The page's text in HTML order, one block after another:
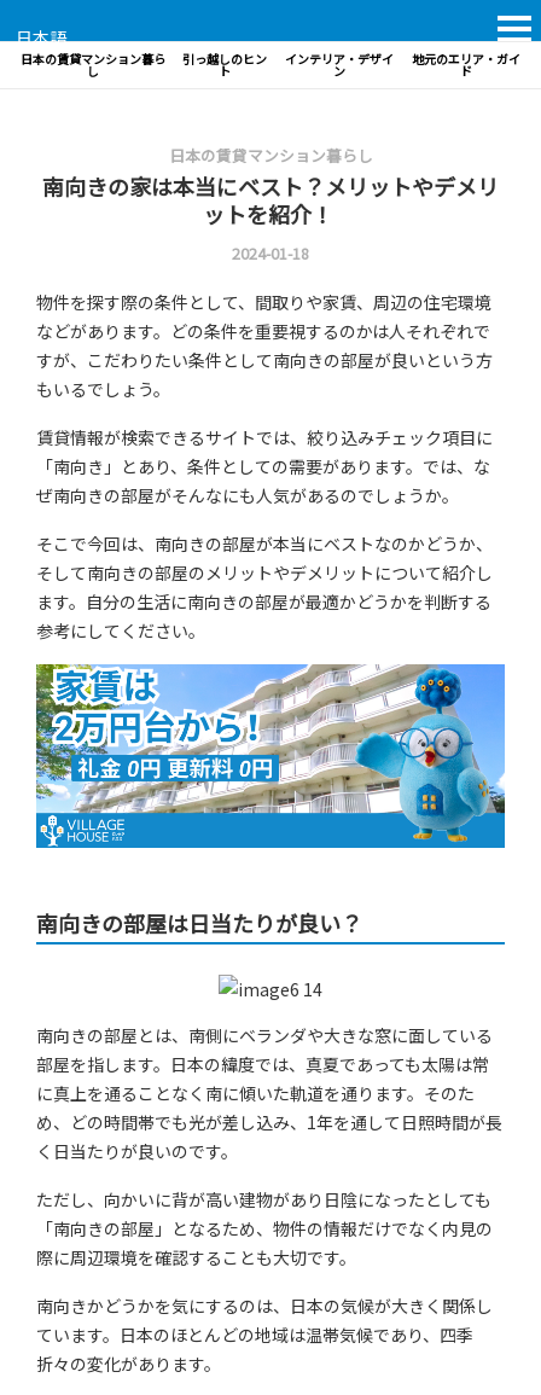
日本の賃貸マンション暮ら
し
引っ越しのヒン
ト
インテリア・デザイ
ン
地元のエリア・ガイ
ド
日本語
日本の賃貸マンション暮らし
南向きの家は本当にベスト？メリットやデメリ
ットを紹介！
2024-01-18
物件を探す際の条件として、間取りや家賃、周辺の住宅環境
などがあります。どの条件を重要視するのかは人それぞれで
すが、こだわりたい条件として南向きの部屋が良いという方
もいるでしょう。
賃貸情報が検索できるサイトでは、絞り込みチェック項目に
「南向き」とあり、条件としての需要があります。では、な
ぜ南向きの部屋がそんなにも人気があるのでしょうか。
そこで今回は、南向きの部屋が本当にベストなのかどうか、
そして南向きの部屋のメリットやデメリットについて紹介し
ます。自分の生活に南向きの部屋が最適かどうかを判断する
参考にしてください。
南向きの部屋は日当たりが良い？
南向きの部屋とは、南側にベランダや大きな窓に面している
部屋を指します。日本の緯度では、真夏であっても太陽は常
に真上を通ることなく南に傾いた軌道を通ります。そのた
め、どの時間帯でも光が差し込み、1年を通して日照時間が長
く日当たりが良いのです。
ただし、向かいに背が高い建物があり日陰になったとしても
「南向きの部屋」となるため、物件の情報だけでなく内見の
際に周辺環境を確認することも大切です。
南向きかどうかを気にするのは、日本の気候が大きく関係し
ています。日本のほとんどの地域は温帯気候であり、四季
折々の変化があります。